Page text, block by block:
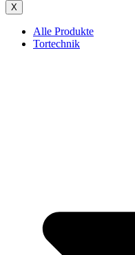
X
Alle Produkte
Tortechnik